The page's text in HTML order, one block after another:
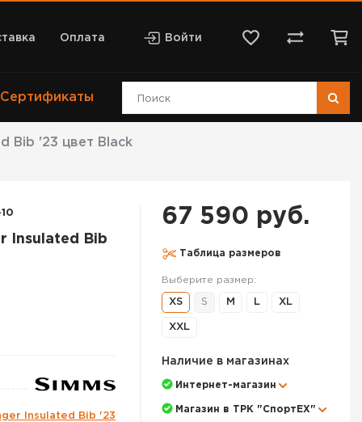
Оплата Войти
Сертификаты
Bib '23 цвет Black
Insulated Bib
Insulated Bib '23
67 590 руб.
Таблица размеров
Выберите размер:
XS S M L XL
XXL
Наличие в магазинах
Интернет-магазин
Магазин в ТРК "СпортЕХ"